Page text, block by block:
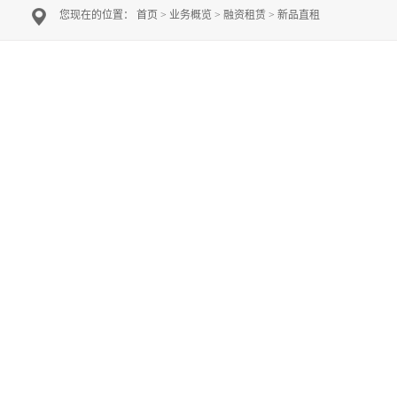
您现在的位置： 首页 > 业务概览 > 融资租赁 > 新品直租